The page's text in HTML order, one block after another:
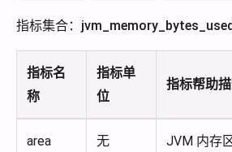
指标集合：jvm_memory_bytes_used
指标名
称
指标单
位
指标帮助
area 无 JVM 内存